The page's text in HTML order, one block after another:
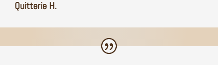
Quitterie H.